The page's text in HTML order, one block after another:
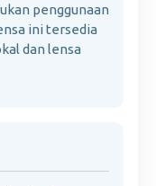
penggunaan
ini tersedia
dan lensa